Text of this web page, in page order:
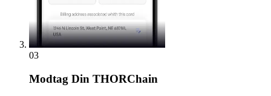
03
Modtag Din THORChain